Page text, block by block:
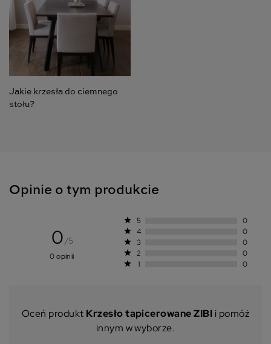
Jakie krzesła do ciemnego
stołu?
Opinie o tym produkcie
0/5
0 opinii
star 5 0
star 4 0
star 3 0
star 2 0
star 1 0
Oceń produkt Krzesło tapicerowane ZIBI i pomóż
innym w wyborze.